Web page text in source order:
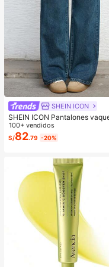
SHEIN ICON
SHEIN ICON Pantalones
de pierna ancha de unicolor,
sillo, informales y versátiles
100+ vendidos
S/82.79 -20%